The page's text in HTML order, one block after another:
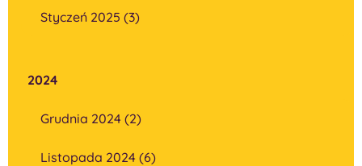
Styczeń 2025 (3)
2024
Grudnia 2024 (2)
Listopada 2024 (6)